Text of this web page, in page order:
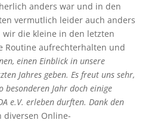
anders war und in den
vermutlich leider auch anders
die kleine in den letzten
Routine aufrechterhalten und
einen Einblick in unsere
Jahres geben. Es freut uns sehr,
besonderen Jahr doch einige
e.V. erleben durften. Dank den
diversen Online-